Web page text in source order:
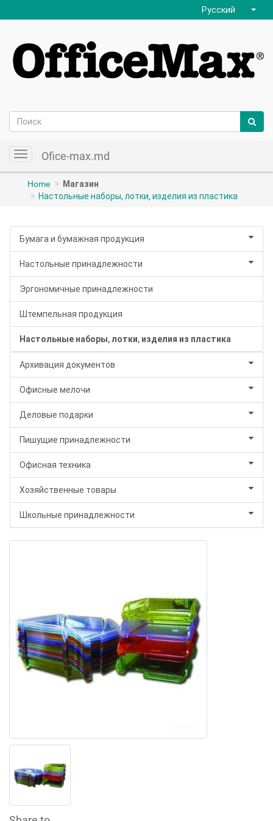
Русский
ToggleOfice-max.md
Home
Магазин
Настольные наборы, лотки, изделия из пластика
Бумага и бумажная продукция
Настольные принадлежности
Эргономичные принадлежности
Штемпельная продукция
Настольные наборы, лотки, изделия из пластика
Архивация документов
Офисные мелочи
Деловые подарки
Пишущие принадлежности
Офисная техника
Хозяйственные товары
Школьные принадлежности